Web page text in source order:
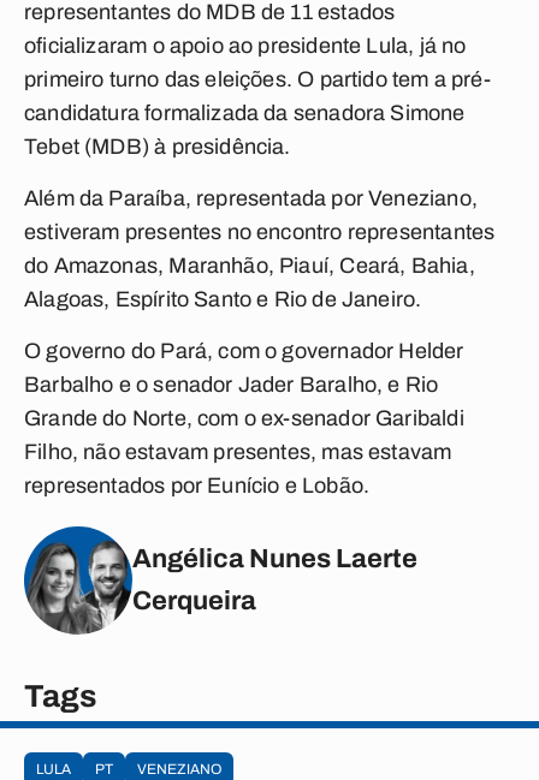
representantes do MDB de 11 estados
oficializaram o apoio ao presidente Lula, já no
primeiro turno das eleições. O partido tem a pré-
candidatura formalizada da senadora Simone
Tebet (MDB) à presidência.
Além da Paraíba, representada por Veneziano,
estiveram presentes no encontro representantes
do Amazonas, Maranhão, Piauí, Ceará, Bahia,
Alagoas, Espírito Santo e Rio de Janeiro.
O governo do Pará, com o governador Helder
Barbalho e o senador Jader Baralho, e Rio
Grande do Norte, com o ex-senador Garibaldi
Filho, não estavam presentes, mas estavam
representados por Eunício e Lobão.
Angélica Nunes Laerte
Cerqueira
Tags
LULA PT VENEZIANO